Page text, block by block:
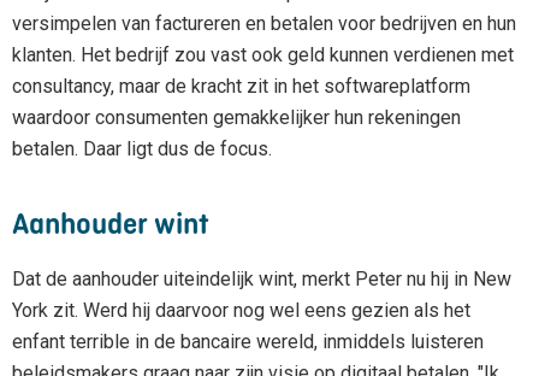
versimpelen van factureren en betalen voor bedrijven en hun
klanten. Het bedrijf zou vast ook geld kunnen verdienen met
consultancy, maar de kracht zit in het softwareplatform
waardoor consumenten gemakkelijker hun rekeningen
betalen. Daar ligt dus de focus.
Aanhouder wint
Dat de aanhouder uiteindelijk wint, merkt Peter nu hij in New
York zit. Werd hij daarvoor nog wel eens gezien als het
enfant terrible in de bancaire wereld, inmiddels luisteren